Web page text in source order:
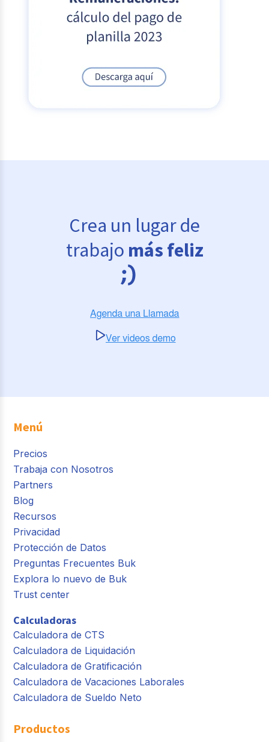
Crea un lugar de
trabajo más feliz
Menú
Precios
Trabaja con Nosotros
Partners
Blog
Recursos
Privacidad
Protección de Datos
Preguntas Frecuentes Buk
Explora lo nuevo de Buk
Trust center
Calculadoras
Calculadora de CTS
Calculadora de Liquidación
Calculadora de Gratificación
Calculadora de Vacaciones Laborales
Calculadora de Sueldo Neto
Productos